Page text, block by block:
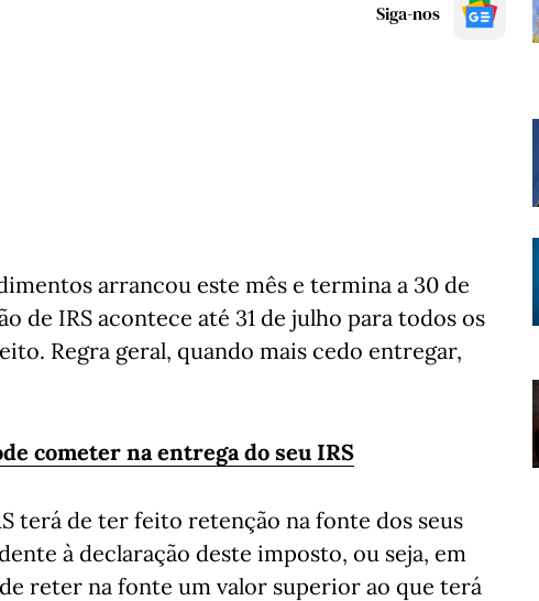
Siga-nos
arrancou este mês e termina a 30 de
de IRS acontece até 31 de julho para todos os
Regra geral, quando mais cedo entregar,
cometer na entrega do seu IRS
terá de ter feito retenção na fonte dos seus
à declaração deste imposto, ou seja, em
reter na fonte um valor superior ao que terá